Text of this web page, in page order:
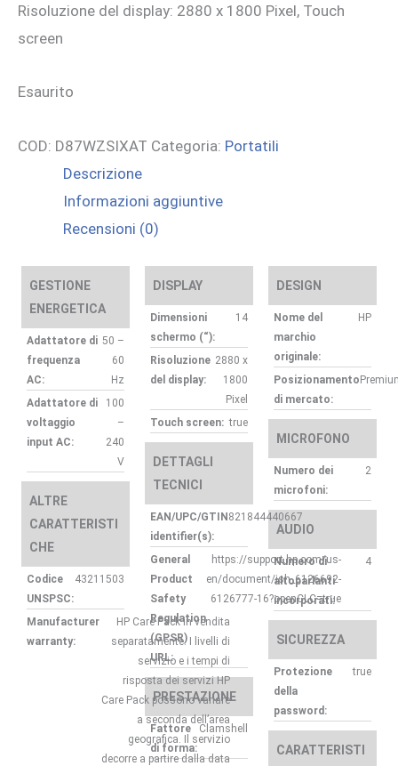
Risoluzione del display: 2880 x 1800 Pixel, Touch
screen
Esaurito
COD: D87WZSIXAT Categoria: Portatili
Descrizione
Informazioni aggiuntive
Recensioni (0)
GESTIONE
ENERGETICA
Adattatore di
frequenza
AC:
50 –
60
Hz
Adattatore di
voltaggio
input AC:
100
–
240
V
ALTRE
CARATTERISTI
CHE
Codice
UNSPSC:
43211503
Manufacturer
warranty:
HP Care Pack in vendita
separatamente. I livelli di
servizio e i tempi di
risposta dei servizi HP
Care Pack possono variare
a seconda dell’area
geografica. Il servizio
decorre a partire dalla data
DISPLAY
Dimensioni
schermo (“):
14
Risoluzione
del display:
2880 x
1800
Pixel
Touch screen: true
DETTAGLI
TECNICI
EAN/UPC/GTIN
identifier(s):
821844440667
General
Product
Safety
Regulation
(GPSR)
URL:
https://support.hp.com/us-
en/document/ish_6126692-
6126777-16?openCLC=true
PRESTAZIONE
Fattore
di forma:
Clamshell
DESIGN
Nome del
marchio
originale:
HP
Posizionamento
di mercato:
MICROFONO
Numero dei
microfoni:
2
AUDIO
Numero di
altoparlanti
incorporati:
4
SICUREZZA
Protezione
della
password:
true
CARATTERISTI